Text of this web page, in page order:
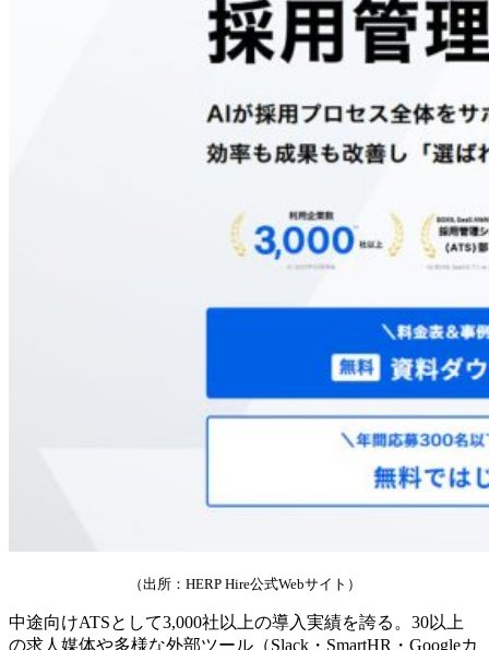
（出所：HERP Hire公式Webサイト）
中途向けATSとして3,000社以上の導入実績を誇る。30以上
の求人媒体や多様な外部ツール（Slack・SmartHR・Googleカ